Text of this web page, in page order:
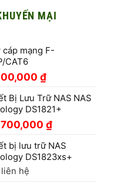
MẠI
cáp mạng F-
CAT6
₫
Bị Lưu Trữ NAS NAS
DS1821+
₫
bị lưu trữ NAS
DS1823xs+
liên hệ